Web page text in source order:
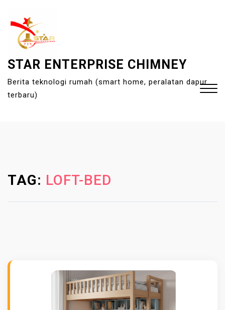
STAR ENTERPRISE CHIMNEY
Berita teknologi rumah (smart home, peralatan dapur
terbaru)
TAG: LOFT-BED